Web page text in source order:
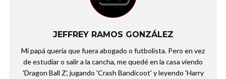
JEFFREY RAMOS GONZÁLEZ
Mi papá quería que fuera abogado o futbolista. Pero en vez
de estudiar o salir a la cancha, me quedé en la casa viendo
'Dragon Ball Z', jugando 'Crash Bandicoot' y leyendo 'Harry